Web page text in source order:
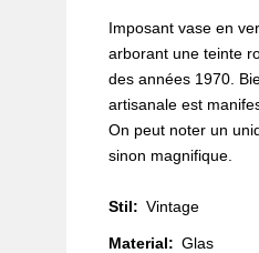
Imposant vase en
arborant une teinte
des années 1970.
artisanale est
On peut noter un
sinon magnifique.
Stil: Vintage
Material: Glas